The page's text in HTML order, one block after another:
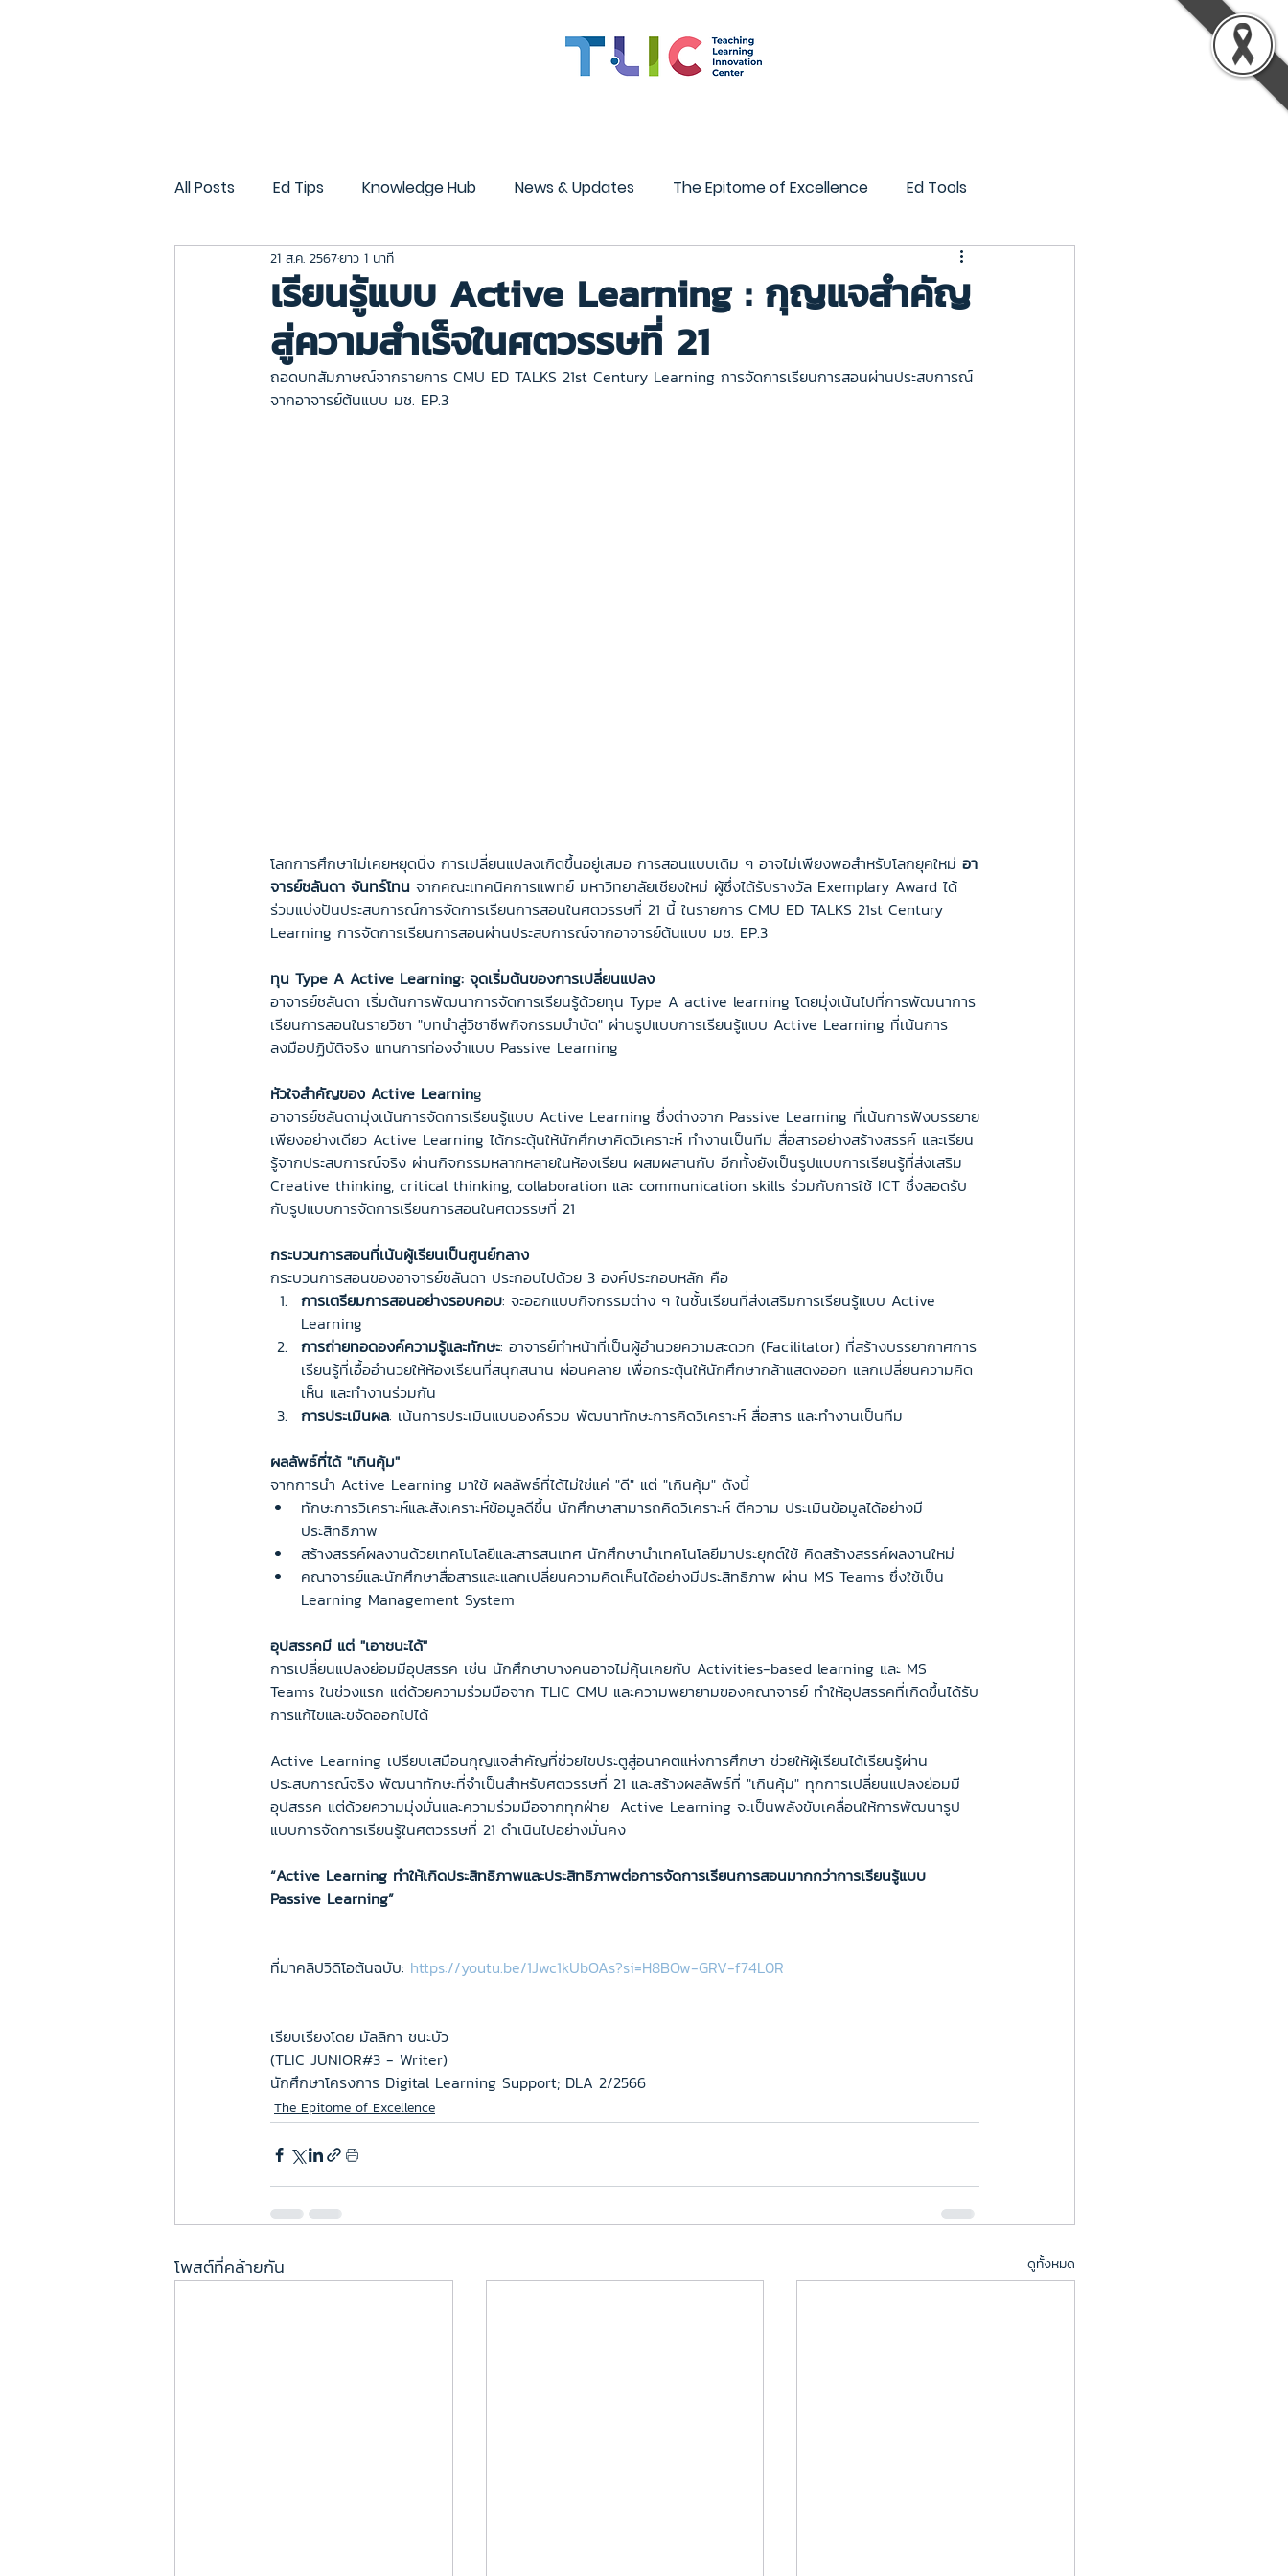
All Posts Ed Tips Knowledge Hub News & Updates The Epitome of Excellence Ed Tools
CMU Gen AI CMU OBE
เรียนรู้แบบ Active Learning : กุญแจสำคัญ
สู่ความสำเร็จในศตวรรษที่ 21
21 ส.ค. 2567ยาว 1 นาที
ถอดบทสัมภาษณ์จากรายการ CMU ED TALKS 21st Century Learning การจัดการเรียนการสอนผ่านประสบการณ์
จากอาจารย์ต้นแบบ มช. EP.3
โลกการศึกษาไม่เคยหยุดนิ่ง การเปลี่ยนแปลงเกิดขึ้นอยู่เสมอ การสอนแบบเดิม ๆ อาจไม่เพียงพอสำหรับโลกยุคใหม่ อา
จารย์ชลันดา จันทร์โทน จากคณะเทคนิคการแพทย์ มหาวิทยาลัยเชียงใหม่ ผู้ซึ่งได้รับรางวัล Exemplary Award ได้
ร่วมแบ่งปันประสบการณ์การจัดการเรียนการสอนในศตวรรษที่ 21 นี้ ในรายการ CMU ED TALKS 21st Century
Learning การจัดการเรียนการสอนผ่านประสบการณ์จากอาจารย์ต้นแบบ มช. EP.3
ทุน Type A Active Learning: จุดเริ่มต้นของการเปลี่ยนแปลง
อาจารย์ชลันดา เริ่มต้นการพัฒนาการจัดการเรียนรู้ด้วยทุน Type A active learning โดยมุ่งเน้นไปที่การพัฒนาการ
เรียนการสอนในรายวิชา "บทนำสู่วิชาชีพกิจกรรมบำบัด" ผ่านรูปแบบการเรียนรู้แบบ Active Learning ที่เน้นการ
ลงมือปฏิบัติจริง แทนการท่องจำแบบ Passive Learning
หัวใจสำคัญของ Active Learning
อาจารย์ชลันดามุ่งเน้นการจัดการเรียนรู้แบบ Active Learning ซึ่งต่างจาก Passive Learning ที่เน้นการฟังบรรยาย
เพียงอย่างเดียว Active Learning ได้กระตุ้นให้นักศึกษาคิดวิเคราะห์ ทำงานเป็นทีม สื่อสารอย่างสร้างสรรค์ และเรียน
รู้จากประสบการณ์จริง ผ่านกิจกรรมหลากหลายในห้องเรียน ผสมผสานกับ อีกทั้งยังเป็นรูปแบบการเรียนรู้ที่ส่งเสริม
Creative thinking, critical thinking, collaboration และ communication skills ร่วมกับการใช้ ICT ซึ่งสอดรับ
กับรูปแบบการจัดการเรียนการสอนในศตวรรษที่ 21
กระบวนการสอนที่เน้นผู้เรียนเป็นศูนย์กลาง
กระบวนการสอนของอาจารย์ชลันดา ประกอบไปด้วย 3 องค์ประกอบหลัก คือ
การเตรียมการสอนอย่างรอบคอบ: จะออกแบบกิจกรรมต่าง ๆ ในชั้นเรียนที่ส่งเสริมการเรียนรู้แบบ Active
Learning
การถ่ายทอดองค์ความรู้และทักษะ: อาจารย์ทำหน้าที่เป็นผู้อำนวยความสะดวก (Facilitator) ที่สร้างบรรยากาศการ
เรียนรู้ที่เอื้ออำนวยให้ห้องเรียนที่สนุกสนาน ผ่อนคลาย เพื่อกระตุ้นให้นักศึกษากล้าแสดงออก แลกเปลี่ยนความคิด
เห็น และทำงานร่วมกัน
การประเมินผล: เน้นการประเมินแบบองค์รวม พัฒนาทักษะการคิดวิเคราะห์ สื่อสาร และทำงานเป็นทีม
ผลลัพธ์ที่ได้ "เกินคุ้ม"
จากการนำ Active Learning มาใช้ ผลลัพธ์ที่ได้ไม่ใช่แค่ "ดี" แต่ "เกินคุ้ม" ดังนี้
ทักษะการวิเคราะห์และสังเคราะห์ข้อมูลดีขึ้น นักศึกษาสามารถคิดวิเคราะห์ ตีความ ประเมินข้อมูลได้อย่างมี
ประสิทธิภาพ
สร้างสรรค์ผลงานด้วยเทคโนโลยีและสารสนเทศ นักศึกษานำเทคโนโลยีมาประยุกต์ใช้ คิดสร้างสรรค์ผลงานใหม่
คณาจารย์และนักศึกษาสื่อสารและแลกเปลี่ยนความคิดเห็นได้อย่างมีประสิทธิภาพ ผ่าน MS Teams ซึ่งใช้เป็น
Learning Management System
อุปสรรคมี แต่ "เอาชนะได้"
การเปลี่ยนแปลงย่อมมีอุปสรรค เช่น นักศึกษาบางคนอาจไม่คุ้นเคยกับ Activities-based learning และ MS
Teams ในช่วงแรก แต่ด้วยความร่วมมือจาก TLIC CMU และความพยายามของคณาจารย์ ทำให้อุปสรรคที่เกิดขึ้นได้รับ
การแก้ไขและขจัดออกไปได้
Active Learning เปรียบเสมือนกุญแจสำคัญที่ช่วยไขประตูสู่อนาคตแห่งการศึกษา ช่วยให้ผู้เรียนได้เรียนรู้ผ่าน
ประสบการณ์จริง พัฒนาทักษะที่จำเป็นสำหรับศตวรรษที่ 21 และสร้างผลลัพธ์ที่ "เกินคุ้ม" ทุกการเปลี่ยนแปลงย่อมมี
อุปสรรค แต่ด้วยความมุ่งมั่นและความร่วมมือจากทุกฝ่าย  Active Learning จะเป็นพลังขับเคลื่อนให้การพัฒนารูป
แบบการจัดการเรียนรู้ในศตวรรษที่ 21 ดำเนินไปอย่างมั่นคง
“Active Learning ทำให้เกิดประสิทธิภาพและประสิทธิภาพต่อการจัดการเรียนการสอนมากกว่าการเรียนรู้แบบ
Passive Learning”
ที่มาคลิปวิดิโอต้นฉบับ: https://youtu.be/1Jwc1kUbOAs?si=H8BOw-GRV-f74L0R
เรียบเรียงโดย มัลลิกา ชนะบัว
(TLIC JUNIOR#3 - Writer)
นักศึกษาโครงการ Digital Learning Support; DLA 2/2566
The Epitome of Excellence
โพสต์ที่คล้ายกัน ดูทั้งหมด